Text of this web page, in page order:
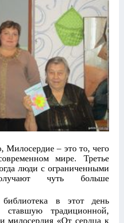
Милосердие – это то, чего
мире. Третье
люди с ограниченными
чуть больше
библиотека в этот день
ставшую традиционной,
милосердия «От сердца к